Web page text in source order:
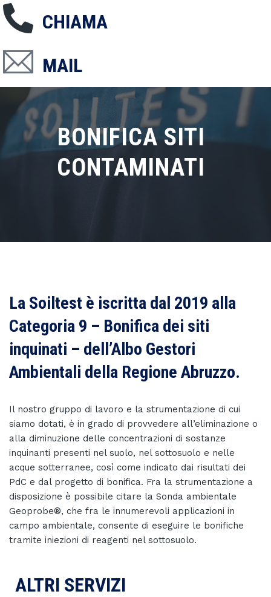
BONIFICA SITI
CONTAMINATI
La Soiltest è iscritta dal 2019 alla
Categoria 9 – Bonifica dei siti
inquinati – dell’Albo Gestori
Ambientali della Regione Abruzzo.
Il nostro gruppo di lavoro e la strumentazione di cui
siamo dotati, è in grado di provvedere all’eliminazione o
alla diminuzione delle concentrazioni di sostanze
inquinanti presenti nel suolo, nel sottosuolo e nelle
acque sotterranee, così come indicato dai risultati dei
PdC e dal progetto di bonifica. Fra la strumentazione a
disposizione è possibile citare la Sonda ambientale
Geoprobe®, che fra le innumerevoli applicazioni in
campo ambientale, consente di eseguire le bonifiche
tramite iniezioni di reagenti nel sottosuolo.
ALTRI SERVIZI
CHIAMA
MAIL